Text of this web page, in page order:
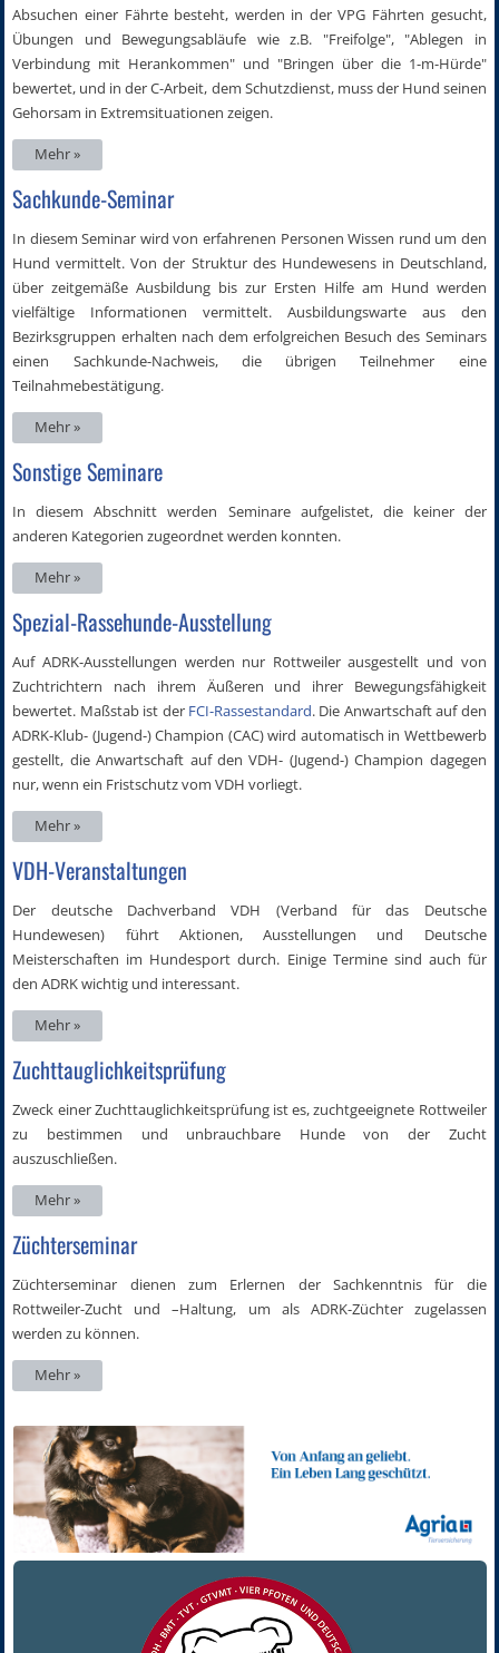
Absuchen einer Fährte besteht, werden in der VPG Fährten gesucht,
Übungen und Bewegungsabläufe wie z.B. "Freifolge", "Ablegen in
Verbindung mit Herankommen" und "Bringen über die 1-m-Hürde"
bewertet, und in der C-Arbeit, dem Schutzdienst, muss der Hund seinen
Gehorsam in Extremsituationen zeigen.
Mehr »
Sachkunde-Seminar
In diesem Seminar wird von erfahrenen Personen Wissen rund um den
Hund vermittelt. Von der Struktur des Hundewesens in Deutschland,
über zeitgemäße Ausbildung bis zur Ersten Hilfe am Hund werden
vielfältige Informationen vermittelt. Ausbildungswarte aus den
Bezirksgruppen erhalten nach dem erfolgreichen Besuch des Seminars
einen Sachkunde-Nachweis, die übrigen Teilnehmer eine
Teilnahmebestätigung.
Mehr »
Sonstige Seminare
In diesem Abschnitt werden Seminare aufgelistet, die keiner der
anderen Kategorien zugeordnet werden konnten.
Mehr »
Spezial-Rassehunde-Ausstellung
Auf ADRK-Ausstellungen werden nur Rottweiler ausgestellt und von
Zuchtrichtern nach ihrem Äußeren und ihrer Bewegungsfähigkeit
bewertet. Maßstab ist der FCI-Rassestandard. Die Anwartschaft auf den
ADRK-Klub- (Jugend-) Champion (CAC) wird automatisch in Wettbewerb
gestellt, die Anwartschaft auf den VDH- (Jugend-) Champion dagegen
nur, wenn ein Fristschutz vom VDH vorliegt.
Mehr »
VDH-Veranstaltungen
Der deutsche Dachverband VDH (Verband für das Deutsche
Hundewesen) führt Aktionen, Ausstellungen und Deutsche
Meisterschaften im Hundesport durch. Einige Termine sind auch für
den ADRK wichtig und interessant.
Mehr »
Zuchttauglichkeitsprüfung
Zweck einer Zuchttauglichkeitsprüfung ist es, zuchtgeeignete Rottweiler
zu bestimmen und unbrauchbare Hunde von der Zucht
auszuschließen.
Mehr »
Züchterseminar
Züchterseminar dienen zum Erlernen der Sachkenntnis für die
Rottweiler-Zucht und –Haltung, um als ADRK-Züchter zugelassen
werden zu können.
Mehr »